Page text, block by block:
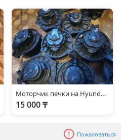
Моторчик печки на Hyundai Accent
15 000 ₸
Пожаловаться